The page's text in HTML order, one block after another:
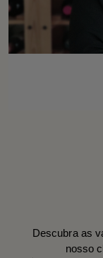
Descubra as
nosso